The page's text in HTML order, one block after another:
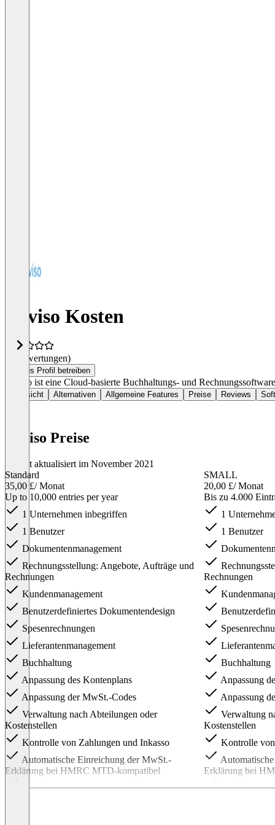
Reviso Kosten
(0 Bewertungen)
Dieses Profil betreiben
Reviso ist eine Cloud-basierte Buchhaltungs- und
Übersicht Alternativen Allgemeine Features Preise Reviews
Reviso Preise
Zuletzt aktualisiert im November 2021
Standard
35,00 £/ Monat
Up to 10,000 entries per year
1 Unternehmen inbegriffen
1 Benutzer
Dokumentenmanagement
Rechnungsstellung: Angebote, Aufträge und
Rechnungen
Kundenmanagement
Benutzerdefiniertes Dokumentendesign
Spesenrechnungen
Lieferantenmanagement
Buchhaltung
Anpassung des Kontenplans
Anpassung der MwSt.-Codes
Verwaltung nach Abteilungen oder
Kostenstellen
Kontrolle von Zahlungen und Inkasso
Automatische Einreichung der MwSt.-
Erklärung bei HMRC MTD-kompatibel
Bankabstimmung
SMALL
20,00 £/ Monat
Bis zu 4.000
1
1 Benutzer
Rechnungen
Buchhaltung
Anpassung
Anpassung
Verwaltung
Kostenstellen
Kontrolle
Erklärung bei